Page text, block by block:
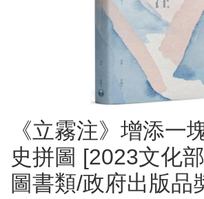
《立霧注》增添一
史拼圖 [2023文化
圖書類/政府出版品